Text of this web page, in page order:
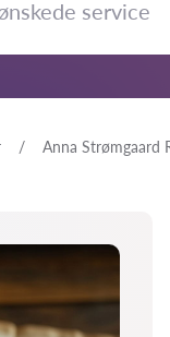
Anna Strømgaard